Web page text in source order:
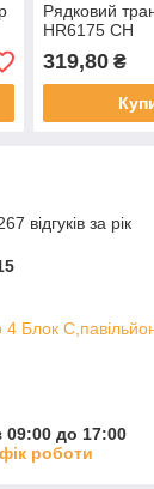
Рядковий
HR6175 CH
319,80₴
відгуків за рік
4 Блок
09:00 до 17:00
роботи